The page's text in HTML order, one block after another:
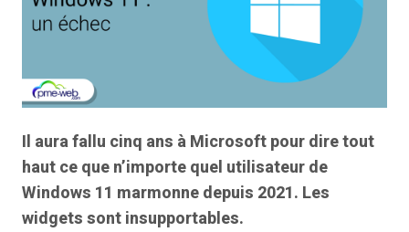
Il aura fallu cinq ans à Microsoft pour dire tout
haut ce que n’importe quel utilisateur de
Windows 11 marmonne depuis 2021. Les
widgets sont insupportables.